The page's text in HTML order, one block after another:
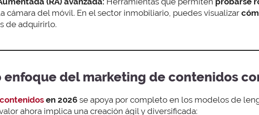
cámara del móvil. En el sector inmobiliario, puedes visualizar
de adquirirlo.
enfoque del marketing de contenidos
en 2026 se apoya por completo en los modelos de
ahora implica una creación ágil y diversificada: